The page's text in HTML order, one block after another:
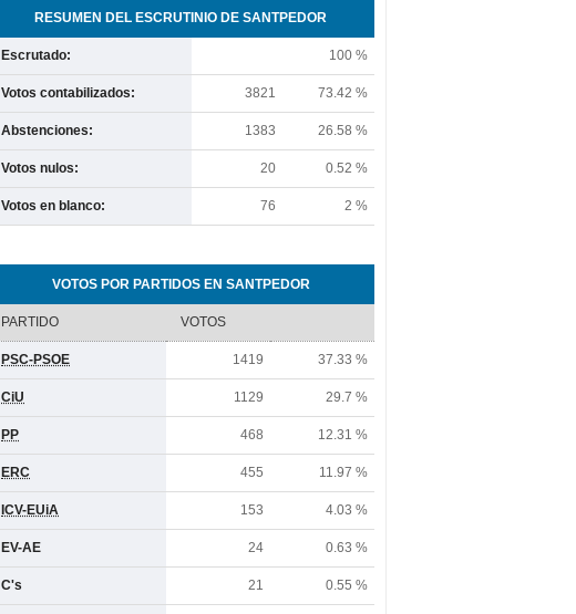
RESUMEN DEL ESCRUTINIO DE SANTPEDOR
Escrutado: 100 %
Votos contabilizados: 3821 73.42 %
Abstenciones: 1383 26.58 %
Votos nulos: 20 0.52 %
Votos en blanco: 76 2 %
VOTOS POR PARTIDOS EN SANTPEDOR
PARTIDO VOTOS
PSC-PSOE 1419 37.33 %
CiU 1129 29.7 %
PP 468 12.31 %
ERC 455 11.97 %
ICV-EUiA 153 4.03 %
EV-AE 24 0.63 %
C's 21 0.55 %